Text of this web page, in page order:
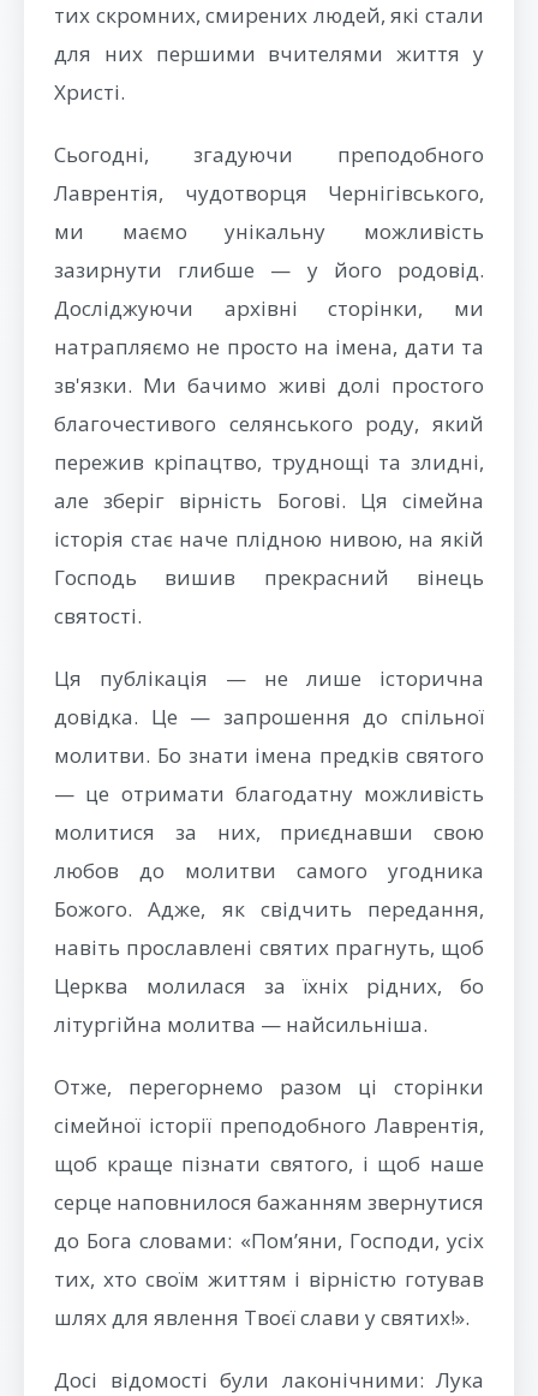
тих скромних, смирених людей, які стали
для них першими вчителями життя у
Христі.
Сьогодні, згадуючи преподобного
Лаврентія, чудотворця Чернігівського,
ми маємо унікальну можливість
зазирнути глибше — у його родовід.
Досліджуючи архівні сторінки, ми
натрапляємо не просто на імена, дати та
зв'язки. Ми бачимо живі долі простого
благочестивого селянського роду, який
пережив кріпацтво, труднощі та злидні,
але зберіг вірність Богові. Ця сімейна
історія стає наче плідною нивою, на якій
Господь вишив прекрасний вінець
святості.
Ця публікація — не лише історична
довідка. Це — запрошення до спільної
молитви. Бо знати імена предків святого
— це отримати благодатну можливість
молитися за них, приєднавши свою
любов до молитви самого угодника
Божого. Адже, як свідчить передання,
навіть прославлені святих прагнуть, щоб
Церква молилася за їхніх рідних, бо
літургійна молитва — найсильніша.
Отже, перегорнемо разом ці сторінки
сімейної історії преподобного Лаврентія,
щоб краще пізнати святого, і щоб наше
серце наповнилося бажанням звернутися
до Бога словами: «Пом’яни, Господи, усіх
тих, хто своїм життям і вірністю готував
шлях для явлення Твоєї слави у святих!».
Досі відомості були лаконічними: Лука